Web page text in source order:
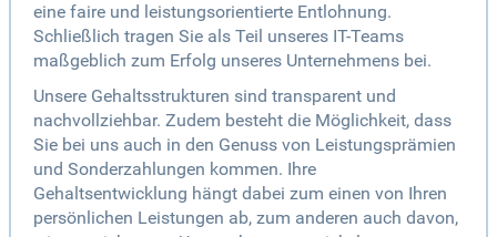
eine faire und leistungsorientierte Entlohnung.
Schließlich tragen Sie als Teil unseres IT-Teams
maßgeblich zum Erfolg unseres Unternehmens bei.
Unsere Gehaltsstrukturen sind transparent und
nachvollziehbar. Zudem besteht die Möglichkeit, dass
Sie bei uns auch in den Genuss von Leistungsprämien
und Sonderzahlungen kommen. Ihre
Gehaltsentwicklung hängt dabei zum einen von Ihren
persönlichen Leistungen ab, zum anderen auch davon,